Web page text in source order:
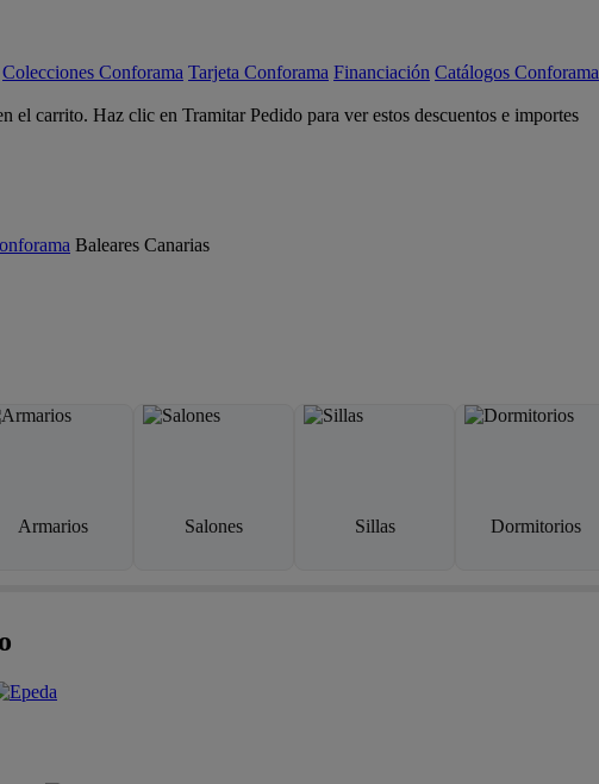
Colecciones Conforama Tarjeta Conforama Financiación Catálogos Conforama
el carrito. Haz clic en Tramitar Pedido para ver estos descuentos e importes
Baleares Canarias
Armarios Salones Sillas Dormitorios